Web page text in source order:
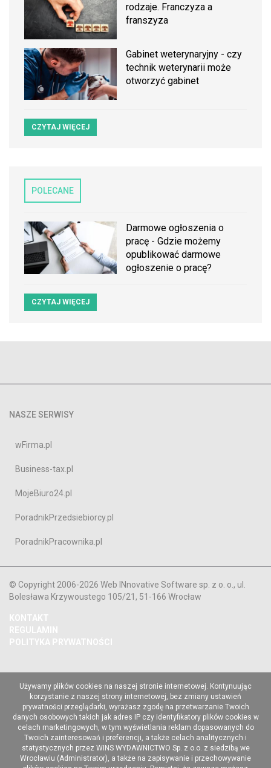
rodzaje. Franczyza a
franszyza
Gabinet weterynaryjny - czy
technik weterynarii może
otworzyć gabinet
CZYTAJ WIĘCEJ
POLECANE
Darmowe ogłoszenia o
pracę - Gdzie możemy
opublikować darmowe
ogłoszenie o pracę?
CZYTAJ WIĘCEJ
NASZE SERWISY
wFirma.pl
Business-tax.pl
MojeBiuro24.pl
PoradnikPrzedsiebiorcy.pl
PoradnikPracownika.pl
© Copyright 2006-2026 Web INnovative Software sp. z o. o., ul.
Bolesława Krzywoustego 105/21, 51-166 Wrocław
KONTAKT
REGULAMIN
POLITYKA PRYWATNOŚCI
Używamy plików cookies na naszej stronie internetowej. Kontynuując
korzystanie z naszej strony internetowej, bez zmiany ustawień
prywatności przeglądarki, wyrażasz zgodę na przetwarzanie Twoich
danych osobowych takich jak adres IP czy identyfikatory plików cookies w
celach marketingowych, w tym wyświetlania reklam dopasowanych do
Twoich zainteresowań i preferencji, a także celach analitycznych i
statystycznych przez WINS WYDAWNICTWO Sp. z o.o. z siedzibą we
Wrocławiu (Administrator), a także na zapisywanie i przechowywanie